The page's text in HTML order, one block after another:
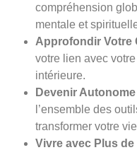
compréhension
mentale et
Approfondir Votre
votre lien avec
intérieure.
Devenir
l’ensemble des
transformer votre
Vivre avec Plus